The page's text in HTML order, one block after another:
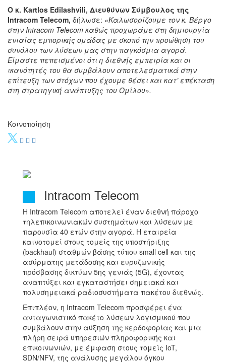
Ο κ. Kartlos Edilashvili, Διευθύνων Σύμβουλος της
Intracom Telecom, δήλωσε: «Καλωσορίζουμε τον κ. Βέργο
στην Intracom Telecom καθώς προχωράμε στη δημιουργία
ενιαίας εμπορικής ομάδας με σκοπό την προώθηση του
συνόλου των λύσεων μας στην παγκόσμια αγορά.
Είμαστε πεπεισμένοι ότι η διεθνής εμπειρία και οι
ικανότητές του θα συμβάλουν αποτελεσματικά στην
επίτευξη των στόχων που έχουμε θέσει και κατ’ επέκταση
στη στρατηγική ανάπτυξης του Ομίλου».
Κοινοποίηση
Intracom Telecom
H Intracom Telecom αποτελεί έναν διεθνή πάροχο
τηλεπικοινωνιακών συστημάτων και λύσεων με
παρουσία 40 ετών στην αγορά. Η εταιρεία
καινοτομεί στους τομείς της υποστήριξης
(backhaul) σταθμών βάσης τύπου small cell και της
ασύρματης μετάδοσης και ευρυζωνικής
πρόσβασης δικτύων 5ης γενιάς (5G), έχοντας
αναπτύξει και εγκαταστήσει σημειακά και
πολυσημειακά ραδιοσυστήματα πακέτου διεθνώς.
Επιπλέον, η Intracom Telecom προσφέρει ένα
ανταγωνιστικό πακέτο λύσεων λογισμικού που
συμβάλουν στην αύξηση της κερδοφορίας και μια
πλήρη σειρά υπηρεσιών πληροφορικής και
επικοινωνιών, με έμφαση στους τομείς IoT,
SDN/NFV, της ανάλυσης μεγάλου όγκου